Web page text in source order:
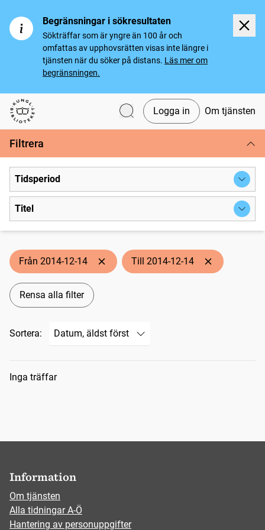
Begränsningar i sökresultaten
Sökträffar som är yngre än 100 år och
omfattas av upphovsrätten visas inte längre i
tjänsten när du söker på distans. Läs mer om
begränsningen.
Svenska tidningar
Logga in Om tjänsten
Filtrera
Tidsperiod
Titel
Från 2014-12-14 Till 2014-12-14
Rensa alla filter
Sortera:
Sökresultat
Inga träffar
Information
Om tjänsten
Alla tidningar A-Ö
Hantering av personuppgifter